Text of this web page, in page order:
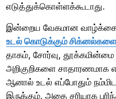
எடுத்துக்கொள்ளக்கூடாது.
இன்றைய வேகமான வாழ்க்கை
உடல் கொடுக்கும்
தாகம், சோர்வு, தூக்கமின்மை
அறிகுறிகளை சாதாரணமாக
ஆனால் உடல் எப்போதும்
இருக்கும். அதை சரியாக